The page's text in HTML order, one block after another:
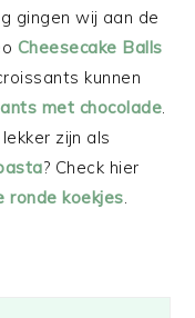
gingen wij aan de
Cheesecake Balls
kunnen
met chocolade.
zijn als
? Check hier
ronde koekjes.